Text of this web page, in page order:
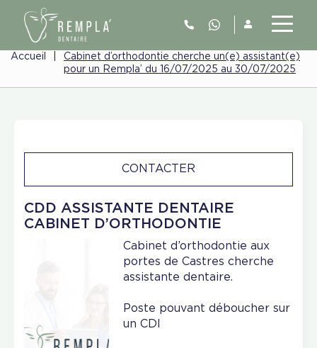
Accueil
Cabinet d’orthodontie cherche un(e) assistant(e)
pour un Rempla’ du 16/07/2025 au 30/07/2025
CDD ASSISTANTE DENTAIRE
CABINET D’ORTHODONTIE
CONTACTER
Cabinet d’orthodontie aux
portes de Castres cherche
assistante dentaire.
Poste pouvant déboucher sur
un CDI